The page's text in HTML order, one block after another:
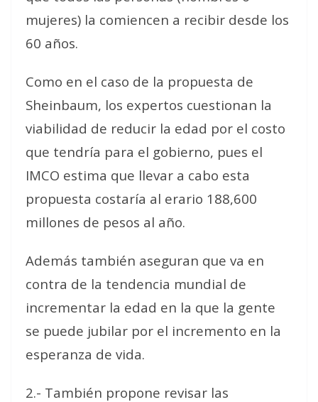
mujeres) la comiencen a recibir desde los
60 años.
Como en el caso de la propuesta de
Sheinbaum, los expertos cuestionan la
viabilidad de reducir la edad por el costo
que tendría para el gobierno, pues el
IMCO estima que llevar a cabo esta
propuesta costaría al erario 188,600
millones de pesos al año.
Además también aseguran que va en
contra de la tendencia mundial de
incrementar la edad en la que la gente
se puede jubilar por el incremento en la
esperanza de vida.
2.- También propone revisar las